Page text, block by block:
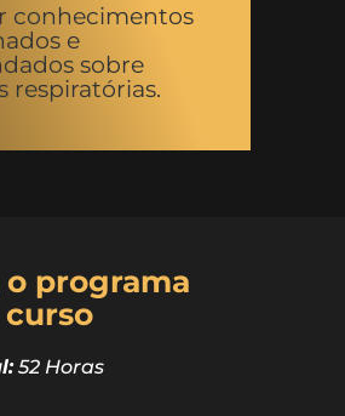
conhecimentos
e
sobre
respiratórias.
o programa
curso
52 Horas